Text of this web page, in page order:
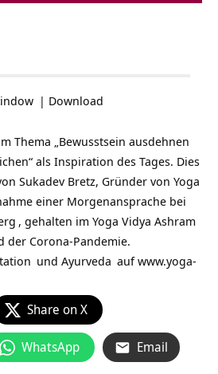
| Download
Thema „Bewusstsein ausdehnen
als Inspiration des Tages. Dies
Sukadev Bretz, Gründer von Yoga
einer Morgenansprache bei
, gehalten im Yoga Vidya Ashram
der Corona-Pandemie.
und Ayurveda aufwww.yoga-
Share on X
WhatsApp Email